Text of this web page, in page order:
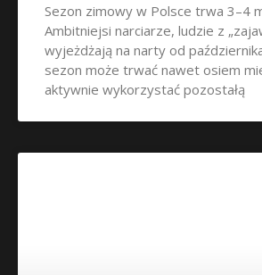
Sezon zimowy w Polsce trwa 3–4
Ambitniejsi narciarze, ludzie z
wyjeżdżają na narty od
sezon może trwać nawet osiem
aktywnie wykorzystać pozostałą